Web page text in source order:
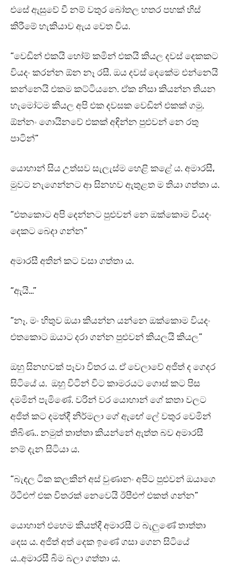
එසේ ඇසුවේ වී නම් වතුර බෝතල හතර පහක් හිස්
කිරීමේ හැකියාව ඇය වෙත විය.
“වෙඩින් එකයි හෝම් කමින් එකයි කියල දවස් දෙකකට
වියදං කරන්න ඕන නෑ රසී. ඔය දවස් දෙකේම එන්නෙයි
කන්නෙයි එකම කට්ටියනෙ. ඒක නිසා කියන්න තියන
හැමෝටම කියල අපි එක දවසක වෙඩින් එකක් ගමු.
ඕන්නං ගොයිනවේ එකක් අඳින්න පුළුවන් නෙ රතු
පාටින්”
යොහාන් සිය උත්සව සැලැස්ම හෙළි කළේ ය. අමාරසී,
මුවට නැගෙන්නට ආ සිනහව ඇතුළත ම තියා ගත්තා ය.
“එතකොට අපි දෙන්නට පුළුවන් නෙ ඔක්කොම වියදං
දෙකට බෙදා ගන්න”
අමාරසී අතින් කට වසා ගත්තා ය.
“ඇයි…”
“නෑ. මං හිතුව ඔයා කියන්න යන්නෙ ඔක්කොම වියදං
එතකොට ඔයාට දරා ගන්න පුළුවන් කියලයි කියල”
ඔහු සිනහවක් පෑවා විතර ය. ඒ වෙලාවේ අජිත් ද ගෙදර
සිටියේ ය. ඔහු විටින් විට කාමරයට ගොස් කට පිස
දමමින් පැමිණේ. වරින් වර යොහාන් ගේ කතා වලට
අජිත් කට දමත්දී නිර්මලා ගේ ඇඟේ ලේ වතුර වෙමින්
තිබිණ.. නමුත් තාත්තා කියන්නේ ඇත්ත බව අමාරසී
නම් දැන සිටියා ය.
“බැඳල ටික කලකින් අස් වුණානං අපිට පුළුවන් ඔයාගෙ
ඊටීඑෆ් එක විතරක් නෙවෙයි ඊපීඑෆ් එකත් ගන්න”
යොහාන් එහෙම කියත්දී අමාරසී ට බැලුණේ තාත්තා
දෙස ය. අජිත් අත් දෙක ඉණේ ගසා ගෙන සිටියේ
ය..අමාරසී බිම බලා ගත්තා ය.